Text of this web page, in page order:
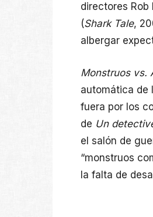
directores Rob
(Shark Tale,
albergar
Monstruos vs.
automática de
fuera por los
de Un
el salón de
“monstruos
la falta de